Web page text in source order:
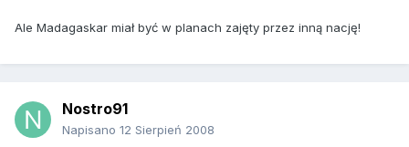
Ale Madagaskar miał być w planach zajęty przez inną nację!
Nostro91
Napisano 12 Sierpień 2008